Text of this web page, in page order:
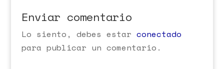
Enviar comentario
Lo siento, debes estar conectado
para publicar un comentario.